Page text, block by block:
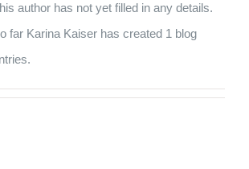
author has not yet filled in any details.
far Karina Kaiser has created 1 blog